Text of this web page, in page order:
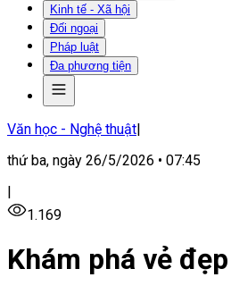
Kinh tế - Xã hội
Đối ngoại
Pháp luật
Đa phương tiện
Văn học - Nghệ thuật|
thứ ba, ngày 26/5/2026 • 07:45
|
1.169
Khám phá vẻ